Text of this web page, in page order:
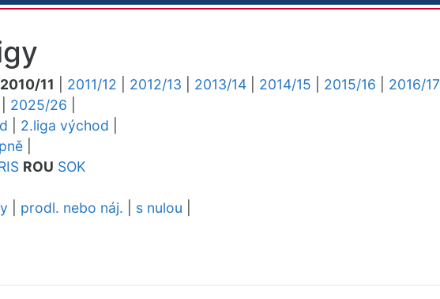
2010/11 2011/12 2012/13 2013/14 2014/15 2015/16 2016/17
2025/26
2.liga východ
ROU SOK
prodl. nebo náj. s nulou